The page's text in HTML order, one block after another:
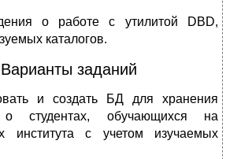
о работе с утилитой DBD,
каталогов.
заданий
и создать БД для хранения
о студентах, обучающихся на
института с учетом изучаемых